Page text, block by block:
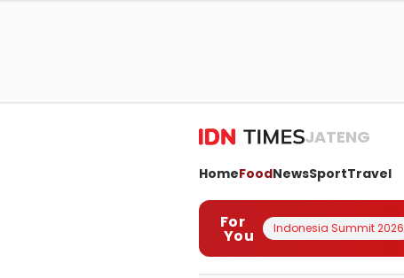
JATENG
HomeFoodNewsSportTravel
For
You Indonesia Summit 2026